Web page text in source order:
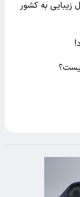
زیبایی به کشور